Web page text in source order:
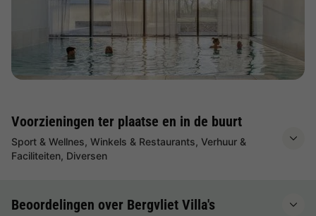
Bekijk de kaart
Voorzieningen ter plaatse en in de buurt
Sport & Wellnes, Winkels & Restaurants, Verhuur &
Faciliteiten, Diversen
Beoordelingen over Bergvliet Villa's